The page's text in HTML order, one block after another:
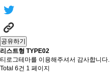
공유하기
리스트형 TYPE02
티로그테마를 이용해주셔서 감사합니다.
Total 6건 1 페이지